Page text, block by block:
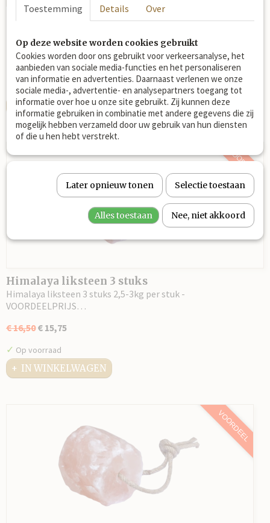
Kruiden Keuze pakket
met…
€ 40,25
Op voorraad
IN WINKELWAGEN
VOORDEEL
Himalaya liksteen 3 stuks
Himalaya liksteen 3 stuks 2,5-3kg per stuk -
VOORDEELPRIJS…
€ 16,50 € 15,75
✓ Op voorraad
IN WINKELWAGEN
VOORDEEL
Toestemming Details Over
Op deze website worden cookies gebruikt
Cookies worden door ons gebruikt voor verkeersanalyse, het
aanbieden van sociale media-functies en het personaliseren
van informatie en advertenties. Daarnaast verlenen we onze
sociale media-, advertentie- en analysepartners toegang tot
informatie over hoe u onze site gebruikt. Zij kunnen deze
informatie gebruiken in combinatie met andere gegevens die zij
mogelijk hebben verzameld door uw gebruik van hun diensten
of die u hen hebt verstrekt.
Later opnieuw tonen Selectie toestaan
Alles toestaan Nee, niet akkoord